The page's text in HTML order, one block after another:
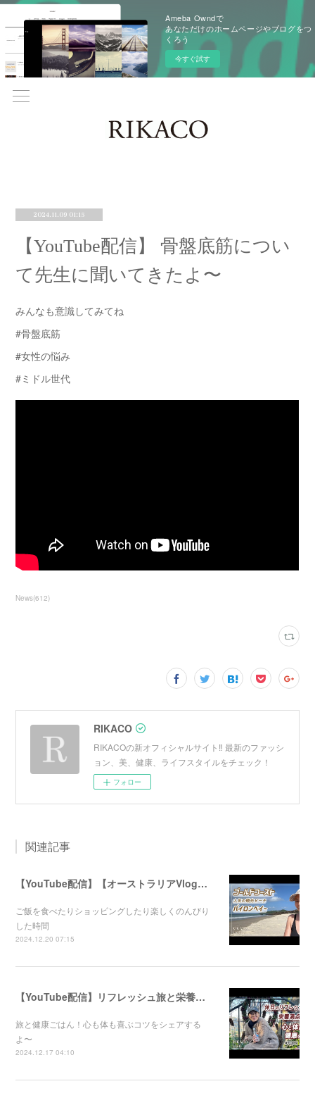
Ameba Owndで
あなただけのホームページやブログをつ
くろう
今すぐ試す
2024.11.09 01:15
【YouTube配信】 骨盤底筋につい
て先生に聞いてきたよ〜
みんなも意識してみてね
#骨盤底筋
#女性の悩み
#ミドル世代
News(612)
RIKACO
RIKACOの新オフィシャルサイト‼︎ 最新のファッシ
ョン、美、健康、ライフスタイルをチェック！
フォロー
関連記事
【YouTube配信】【オーストラリアVlog】オシャレで人気のバイロンベイ〜
ご飯を食べたりショッピングしたり楽しくのんびり
した時間
2024.12.20 07:15
【YouTube配信】リフレッシュ旅と栄養満点ごはん！心と体が喜ぶ健康のコツ
旅と健康ごはん！心も体も喜ぶコツをシェアする
よ〜
2024.12.17 04:10